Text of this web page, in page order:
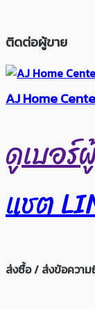
ติดต่อผู้ขาย
AJ Home
ดูเบอร์
แชต
ส่งซื้อ / ส่งข้อควา